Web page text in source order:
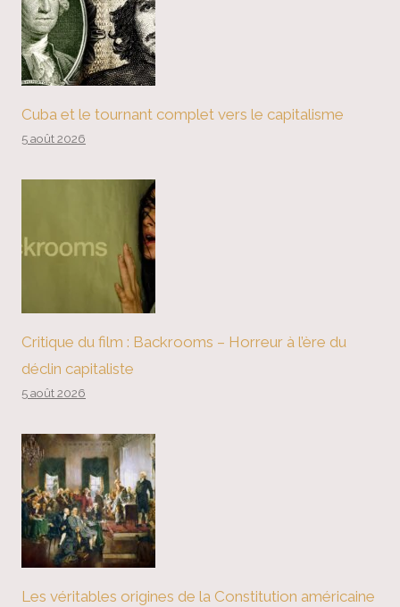
Cuba et le tournant complet vers le capitalisme
5 août 2026
Critique du film : Backrooms – Horreur à l’ère du
déclin capitaliste
5 août 2026
Les véritables origines de la Constitution américaine